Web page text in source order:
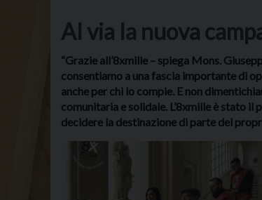
Al via la nuova
“Grazie all’8xmille – spiega Mons.
consentiamo a una fascia importante di
anche per chi lo compie. E non
comunitaria e solidale. L’8xmille è stato
decidere la destinazione di parte del